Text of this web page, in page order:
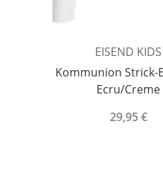
EISEND KIDS
Kommunion Strick-
Ecru/Creme
29,95 €